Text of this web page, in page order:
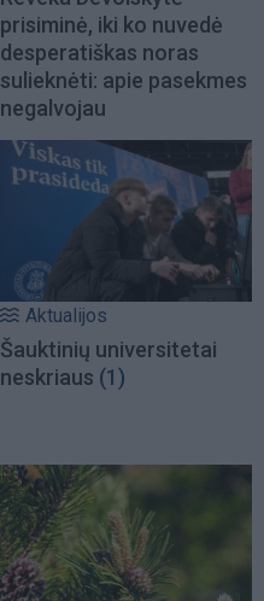
prisiminė, iki ko nuvedė
desperatiškas noras
sulieknėti: apie pasekmes
negalvojau
Aktualijos
Šauktinių universitetai
neskriaus (1)